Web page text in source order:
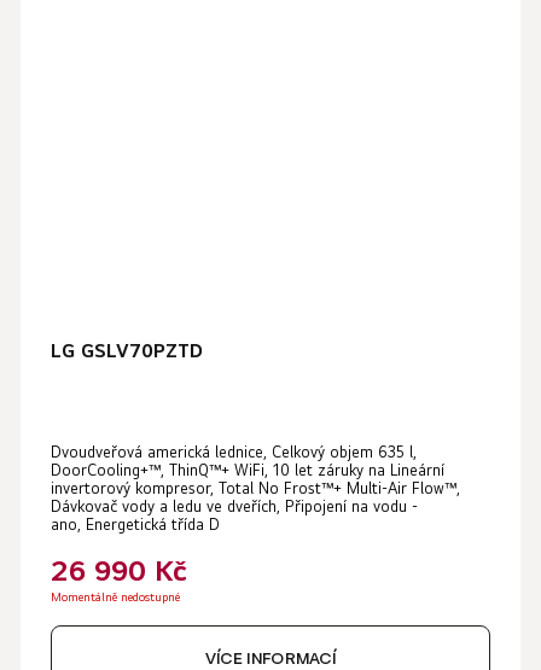
LG GSLV70PZTD
Dvoudveřová americká lednice, Celkový objem 635 l,
DoorCooling+™, ThinQ™+ WiFi, 10 let záruky na Lineární
invertorový kompresor, Total No Frost™+ Multi-Air Flow™,
Dávkovač vody a ledu ve dveřích, Připojení na vodu -
ano, Energetická třída D
26 990 Kč
Momentálně nedostupné
VÍCE INFORMACÍ